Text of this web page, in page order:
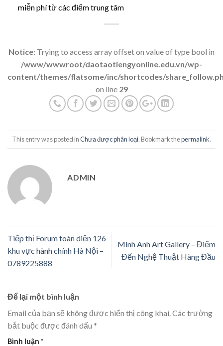
miễn phí từ các điểm trung tâm
Notice: Trying to access array offset on value of type bool in
/www/wwwroot/daotaotiengyonline.edu.vn/wp-
content/themes/flatsome/inc/shortcodes/
on line 29
This entry was posted inChưa được phân loại. Bookmark thepermalink.
ADMIN
Tiếp thị Forum toàn diện 126
khu vực hành chính Hà Nội –
0789225888
Minh Anh Art Gallery – Điểm
Đến Nghệ Thuật Hàng Đầu
Để lại một bình luận
Email của bạn sẽ không được hiển thị công khai.Các trường
bắt buộc được đánh dấu *
Bình luận *